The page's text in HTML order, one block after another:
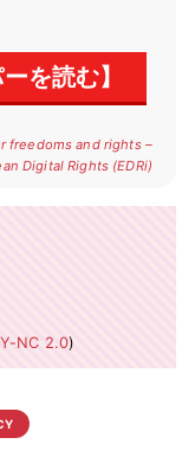
を読む】
freedoms and rights –
Digital Rights (EDRi)
NC 2.0)